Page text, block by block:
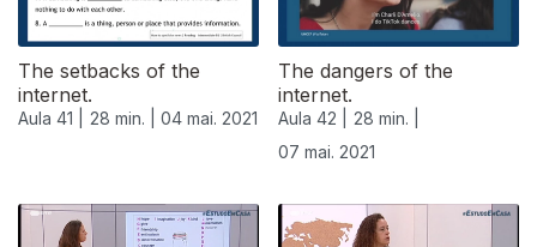
The setbacks of the
internet.
Aula 41 | 28 min. | 04 mai. 2021
The dangers of the
internet.
Aula 42 |
28 min. |
07 mai. 2021